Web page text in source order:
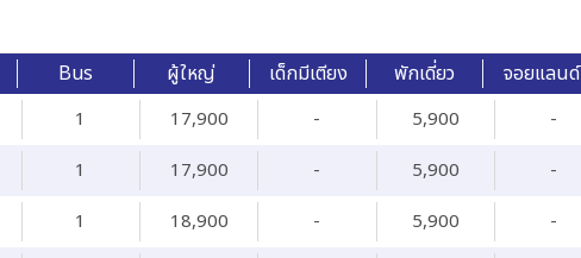
Bus ผู้ใหญ่ เด็กมีเตียง พักเดี่ยว จอยแลนด์
1 17,900 - 5,900 -
1 17,900 - 5,900 -
1 18,900 - 5,900 -